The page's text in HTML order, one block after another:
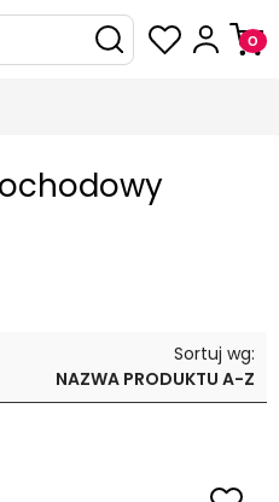
Sortuj wg:
NAZWA PRODUKTU A-Z